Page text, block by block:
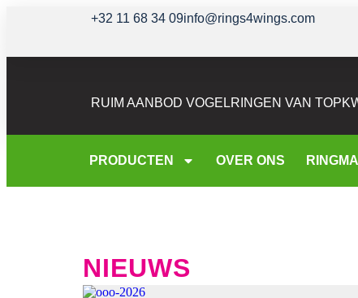
+32 11 68 34 09info@rings4wings.com
RUIM AANBOD VOGELRINGEN VAN
PRODUCTEN OVER ONS
NIEUWS